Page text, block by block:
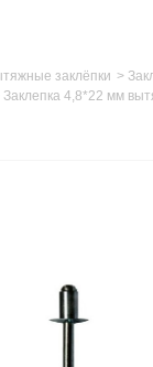
заклёпки >
Заклепка 4,8*22 мм